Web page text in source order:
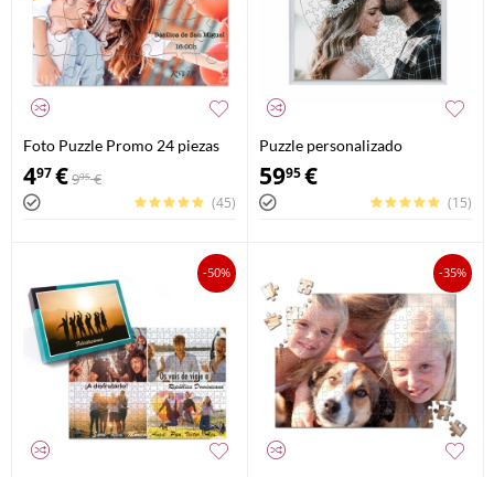
Foto Puzzle Promo 24 piezas
497€995 €
(45)
Puzzle personalizado
enmarcado corazón 111 piezas
5995€
(15)
-50% -35%